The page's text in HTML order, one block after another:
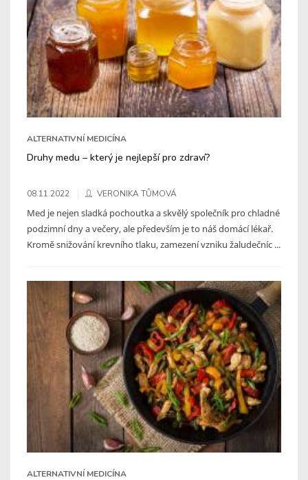
ALTERNATIVNÍ MEDICÍNA
Druhy medu – který je nejlepší pro zdraví?
08.11.2022 VERONIKA TŮMOVÁ
Med je nejen sladká pochoutka a skvělý společník pro chladné
podzimní dny a večery, ale především je to náš domácí lékař.
Kromě snižování krevního tlaku, zamezení vzniku žaludečníc ...
ALTERNATIVNÍ MEDICÍNA